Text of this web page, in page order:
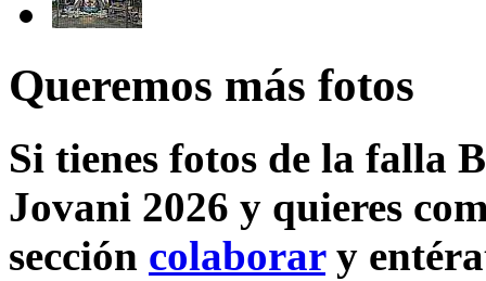
Queremos más fotos
Si tienes fotos de la falla
Jovani 2026 y quieres
sección colaborary